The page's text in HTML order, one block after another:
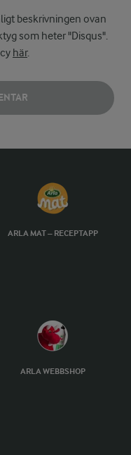
beskrivningen ovan
som heter "Disqus".
här.
ARLA MAT – RECEPTAPP
ARLA WEBBSHOP